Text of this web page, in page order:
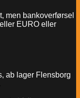
men bankoverførsel
EURO eller
ab lager Flensborg